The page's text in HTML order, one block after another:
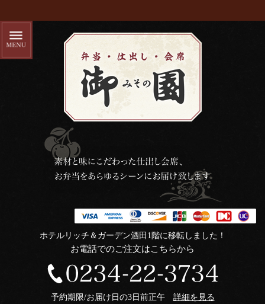
ホテルリッチ＆ガーデン酒田1階に移転しました！
お電話でのご注文はこちらから
予約期限/お届け日の3日前正午 詳細を見る